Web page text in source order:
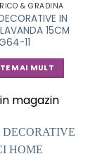
& GRADINA
IN
15CM
11
MAI MULT
magazin